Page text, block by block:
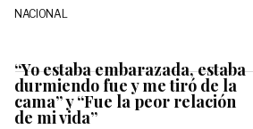
NACIONAL
“Yo estaba embarazada, estaba
durmiendo fue y me tiró de la
cama” y “Fue la peor relación
de mi vida”